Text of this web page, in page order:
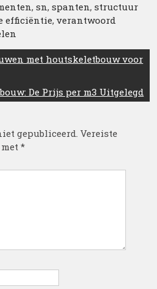
,sn,spanten,structuur
efficiëntie,verantwoord
met houtskeletbouw voor
De Prijs per m3 Uitgelegd
gepubliceerd. Vereiste
met*